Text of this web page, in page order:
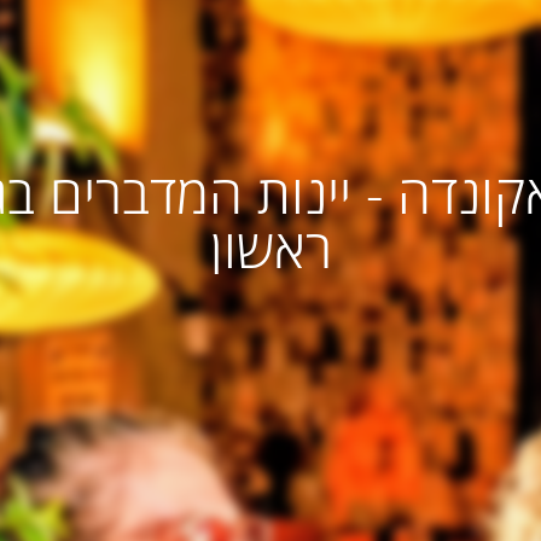
- יינות המדברים
ראשון